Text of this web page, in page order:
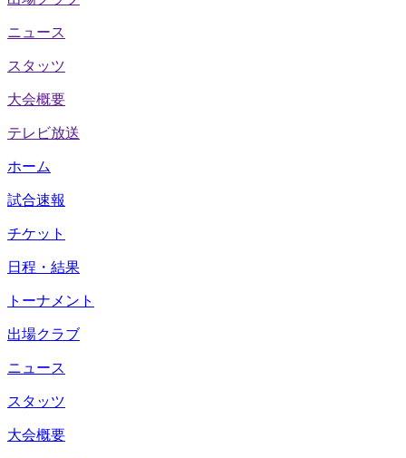
ニュース
スタッツ
大会概要
テレビ放送
ホーム
試合速報
チケット
日程・結果
トーナメント
出場クラブ
ニュース
スタッツ
大会概要